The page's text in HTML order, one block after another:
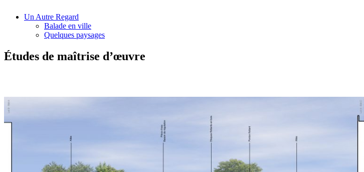
Un Autre Regard
Balade en ville
Quelques paysages
Études de maîtrise d’œuvre ​